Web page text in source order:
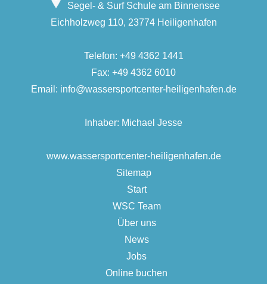
Segel- & Surf Schule am Binnensee
Eichholzweg 110, 23774 Heiligenhafen
Telefon: +49 4362 1441
Fax: +49 4362 6010
Email: info@wassersportcenter-heiligenhafen.de
Inhaber: Michael Jesse
www.wassersportcenter-heiligenhafen.de
Sitemap
Start
WSC Team
Über uns
News
Jobs
Online buchen